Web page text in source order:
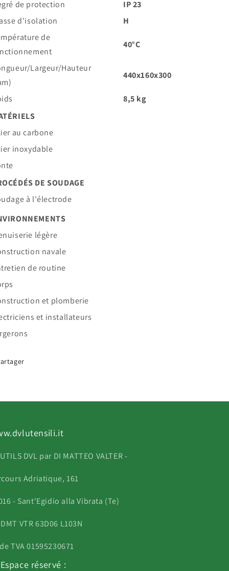
de protection
IP 23
d'isolation
H
de
40°C
Largeur/Hauteur
440x160x300
8,5 kg
au carbone
inoxydable
DE SOUDAGE
à l'électrode
légère
navale
de routine
et plomberie
et installateurs
DVL par DI MATTEO VALTER -
Adriatique, 161
- Sant'Egidio alla Vibrata (Te)
VTR 63D06 L103N
TVA 01595230671
réservé :